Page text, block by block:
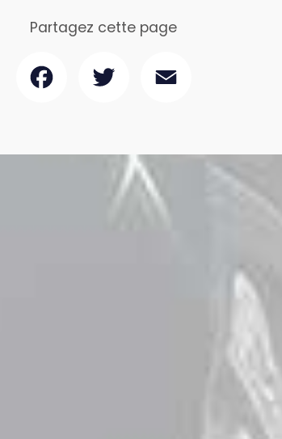
Partagez cette page